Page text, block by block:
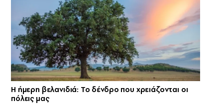
Η ήμερη βελανιδιά: Το δένδρο που χρειάζονται οι
πόλεις μας